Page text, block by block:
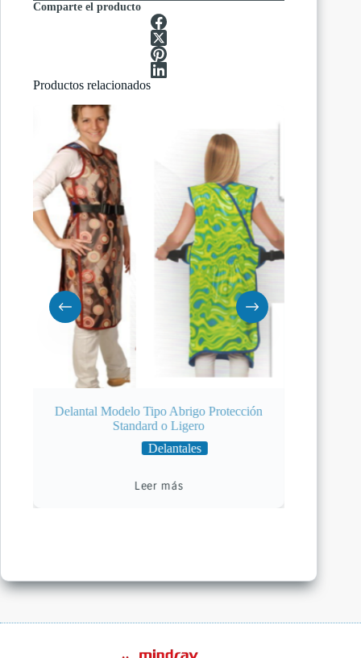
Comparte el producto
Productos relacionados
Delantal Modelo Tipo Abrigo Protección
Standard o Ligero
Delantales
Leer más